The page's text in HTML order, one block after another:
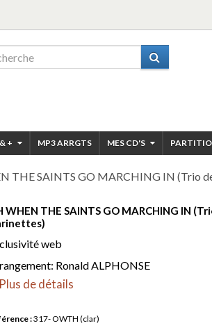
+ MP3 ARRGTS MES CD'S
THE SAINTS GO MARCHING IN (Trio
WHEN THE SAINTS GO MARCHING IN
web
Ronald ALPHONSE
Plus de détails
:317- OWTH (clar)